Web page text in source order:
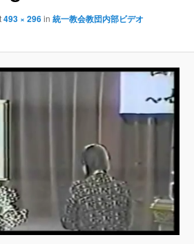
493 × 296in統一教会教団内部ビデオ